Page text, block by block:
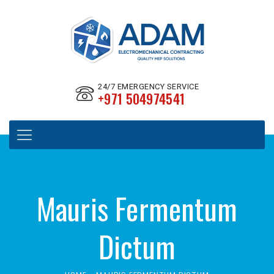
24/7 EMERGENCY SERVICE
+971 504974541
Mauris Fermentum
Dictum